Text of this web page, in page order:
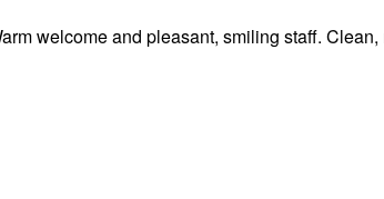
welcome and pleasant, smiling staff.